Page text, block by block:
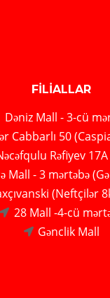
FİLİALLAR
Dəniz Mall - 3-cü
Cabbarlı 50
Rəfiyev 17A
Mall - 3 mərtəbə
(Neftçilər
28 Mall -4-cü
Gənclik Mall